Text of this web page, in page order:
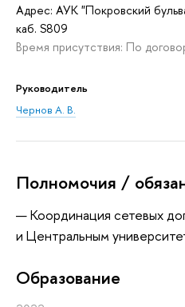
Адрес: АУК "Покровский
каб. S809
Время присутствия: По
Руководитель
Чернов А. В.
Полномочия /
Координация сетевых
и Центральным
Oбразование